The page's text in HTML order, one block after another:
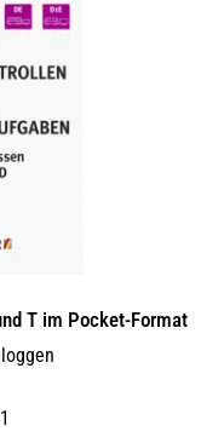
T im Pocket-Format